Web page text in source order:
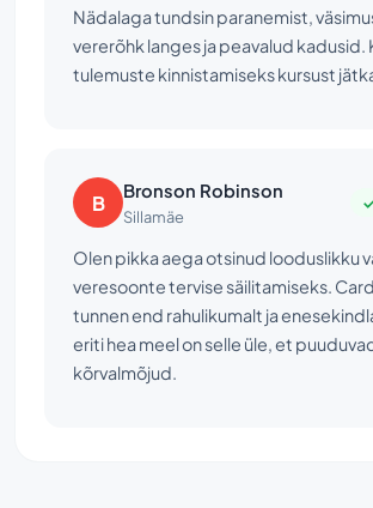
Nädalaga tundsin paranemist,
vererõhk langes ja peavalud kadusid.
tulemuste kinnistamiseks kursust
B Bronson Robinson
Sillamäe
Olen pikka aega otsinud looduslikku
veresoonte tervise säilitamiseks.
tunnen end rahulikumalt ja
eriti hea meel on selle üle, et
kõrvalmõjud.